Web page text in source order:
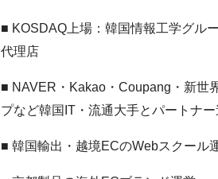
■ KOSDAQ上場：韓国情報工学グル
代理店
■ NAVER・Kakao・Coupang・新世
プなど韓国IT・流通大手とパートナ
■ 韓国輸出・越境ECのWebスクール